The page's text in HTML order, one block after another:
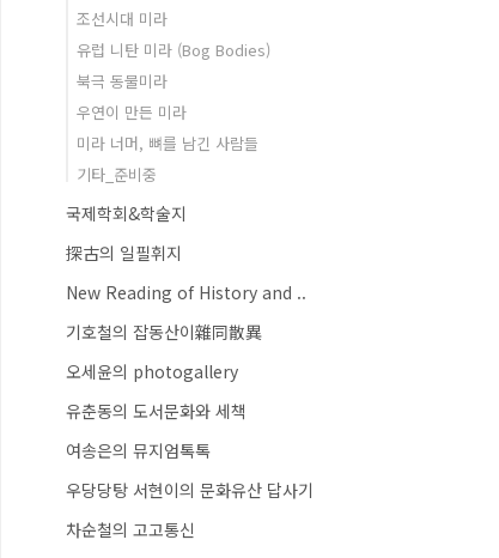
조선시대 미라
유럽 니탄 미라 (Bog Bodies)
북극 동물미라
우연이 만든 미라
미라 너머, 뼈를 남긴 사람들
기타_준비중
국제학회&학술지
探古의 일필휘지
New Reading of History and ..
기호철의 잡동산이雜同散異
오세윤의 photogallery
유춘동의 도서문화와 세책
여송은의 뮤지엄톡톡
우당당탕 서현이의 문화유산 답사기
차순철의 고고통신